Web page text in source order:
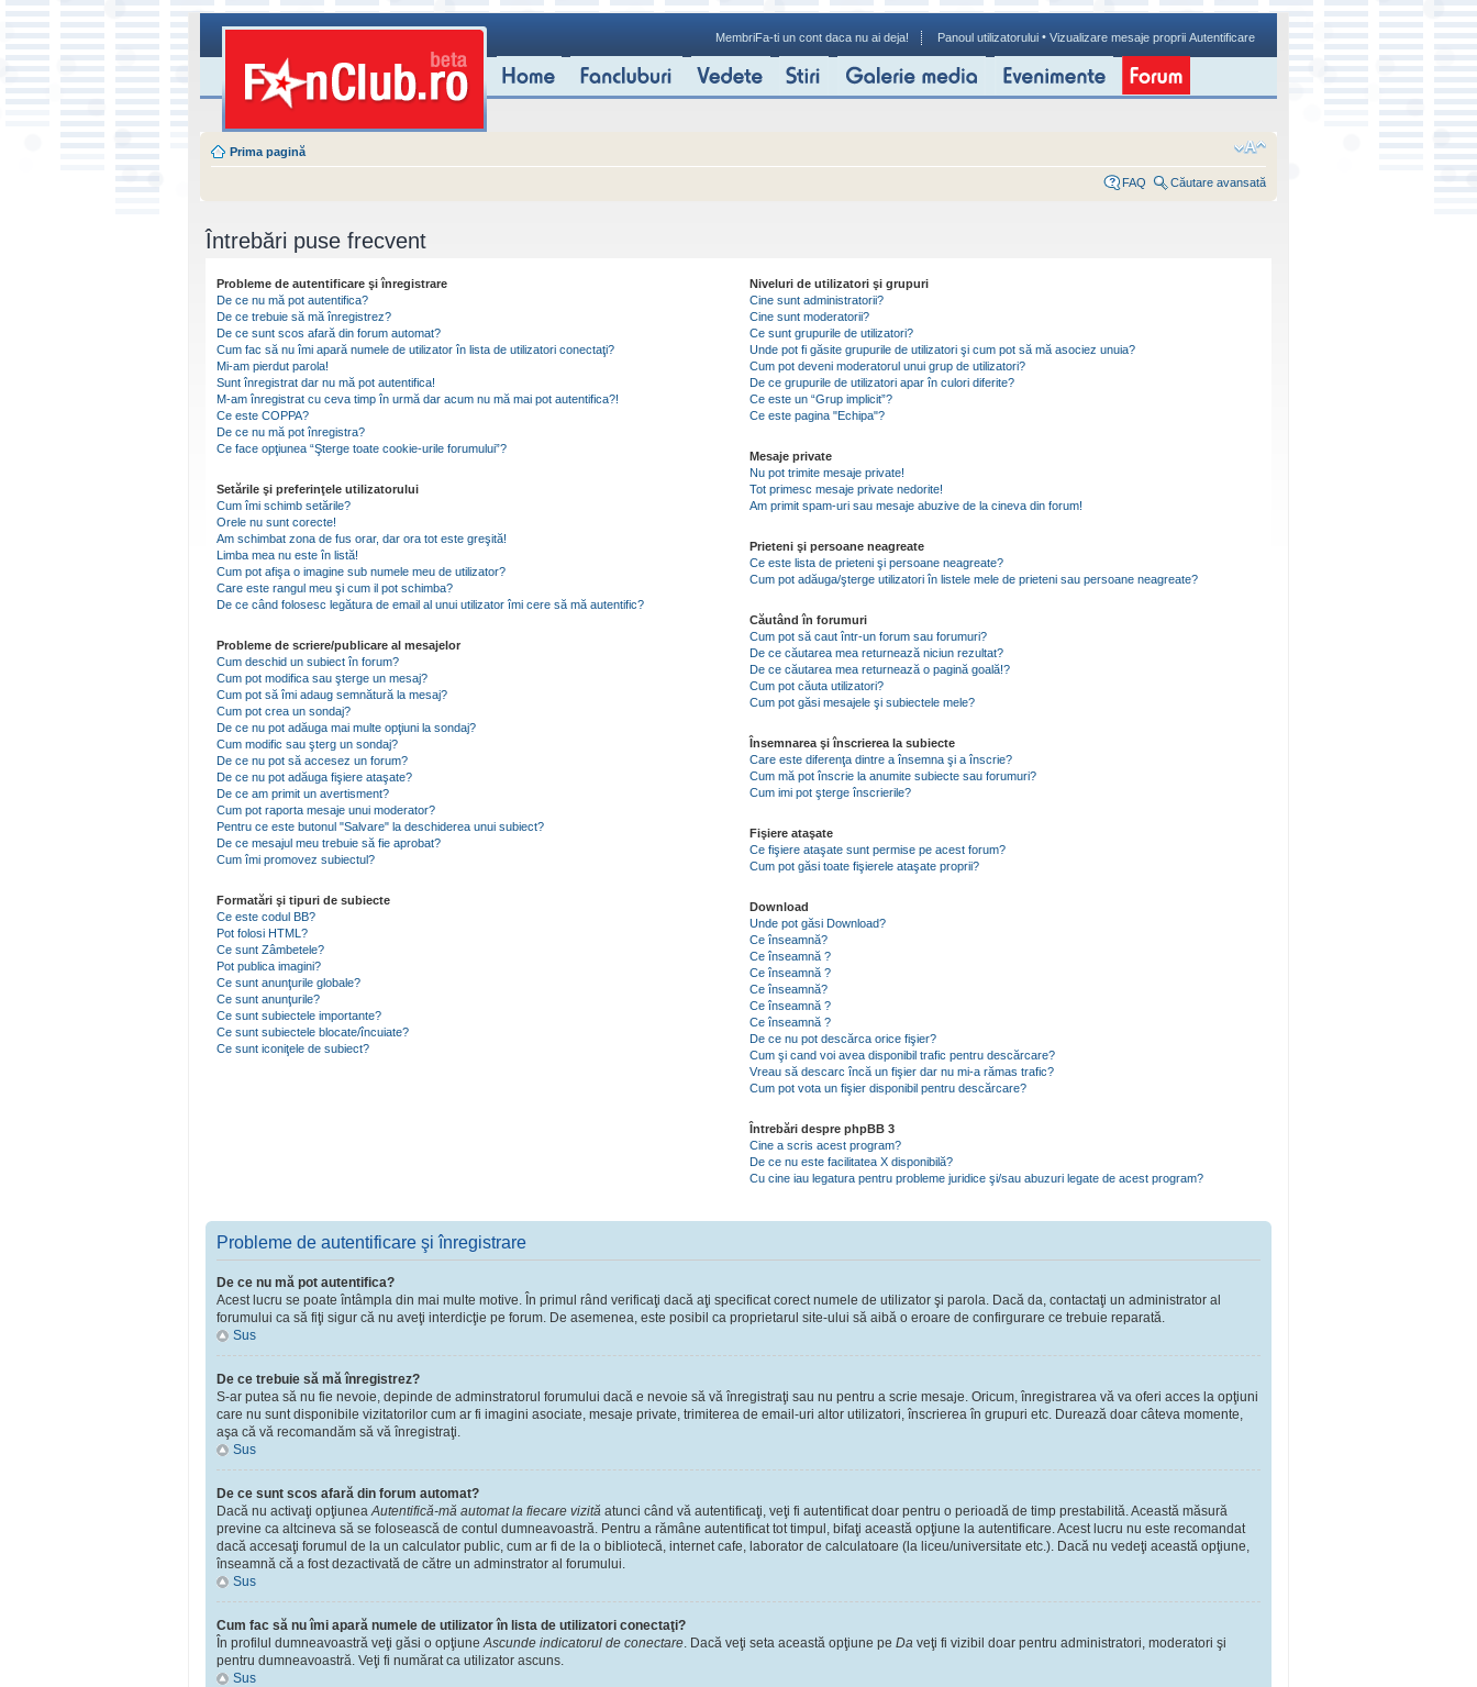
MembriFa-ti un cont daca nu ai deja! Panoul utilizatorului • Vizualizare mesaje proprii Autentificare
Prima pagină
FAQ Căutare avansată
Întrebări puse frecvent
Probleme de autentificare şi înregistrare
De ce nu mă pot autentifica?
De ce trebuie să mă înregistrez?
De ce sunt scos afară din forum automat?
Cum fac să nu îmi apară numele de utilizator în lista de utilizatori conectaţi?
Mi-am pierdut parola!
Sunt înregistrat dar nu mă pot autentifica!
M-am înregistrat cu ceva timp în urmă dar acum nu mă mai pot autentifica?!
Ce este COPPA?
De ce nu mă pot înregistra?
Ce face opţiunea “Şterge toate cookie-urile forumului”?
Setările şi preferinţele utilizatorului
Cum îmi schimb setările?
Orele nu sunt corecte!
Am schimbat zona de fus orar, dar ora tot este greşită!
Limba mea nu este în listă!
Cum pot afişa o imagine sub numele meu de utilizator?
Care este rangul meu şi cum il pot schimba?
De ce când folosesc legătura de email al unui utilizator îmi cere să mă autentific?
Probleme de scriere/publicare al mesajelor
Cum deschid un subiect în forum?
Cum pot modifica sau şterge un mesaj?
Cum pot să îmi adaug semnătură la mesaj?
Cum pot crea un sondaj?
De ce nu pot adăuga mai multe opţiuni la sondaj?
Cum modific sau şterg un sondaj?
De ce nu pot să accesez un forum?
De ce nu pot adăuga fişiere ataşate?
De ce am primit un avertisment?
Cum pot raporta mesaje unui moderator?
Pentru ce este butonul "Salvare" la deschiderea unui subiect?
De ce mesajul meu trebuie să fie aprobat?
Cum îmi promovez subiectul?
Formatări şi tipuri de subiecte
Ce este codul BB?
Pot folosi HTML?
Ce sunt Zâmbetele?
Pot publica imagini?
Ce sunt anunţurile globale?
Ce sunt anunţurile?
Ce sunt subiectele importante?
Ce sunt subiectele blocate/încuiate?
Ce sunt iconiţele de subiect?
Niveluri de utilizatori şi grupuri
Cine sunt administratorii?
Cine sunt moderatorii?
Ce sunt grupurile de utilizatori?
Unde pot fi găsite grupurile de utilizatori şi cum pot să mă asociez unuia?
Cum pot deveni moderatorul unui grup de utilizatori?
De ce grupurile de utilizatori apar în culori diferite?
Ce este un “Grup implicit”?
Ce este pagina "Echipa"?
Mesaje private
Nu pot trimite mesaje private!
Tot primesc mesaje private nedorite!
Am primit spam-uri sau mesaje abuzive de la cineva din forum!
Prieteni şi persoane neagreate
Ce este lista de prieteni şi persoane neagreate?
Cum pot adăuga/şterge utilizatori în listele mele de prieteni sau persoane neagreate?
Căutând în forumuri
Cum pot să caut într-un forum sau forumuri?
De ce căutarea mea returnează niciun rezultat?
De ce căutarea mea returnează o pagină goală!?
Cum pot căuta utilizatori?
Cum pot găsi mesajele şi subiectele mele?
Însemnarea şi înscrierea la subiecte
Care este diferenţa dintre a însemna şi a înscrie?
Cum mă pot înscrie la anumite subiecte sau forumuri?
Cum imi pot şterge înscrierile?
Fişiere ataşate
Ce fişiere ataşate sunt permise pe acest forum?
Cum pot găsi toate fişierele ataşate proprii?
Download
Unde pot găsi Download?
Ce înseamnă?
Ce înseamnă ?
Ce înseamnă ?
Ce înseamnă?
Ce înseamnă ?
Ce înseamnă ?
De ce nu pot descărca orice fişier?
Cum şi cand voi avea disponibil trafic pentru descărcare?
Vreau să descarc încă un fişier dar nu mi-a rămas trafic?
Cum pot vota un fişier disponibil pentru descărcare?
Întrebări despre phpBB 3
Cine a scris acest program?
De ce nu este facilitatea X disponibilă?
Cu cine iau legatura pentru probleme juridice şi/sau abuzuri legate de acest program?
Probleme de autentificare şi înregistrare
De ce nu mă pot autentifica?
Acest lucru se poate întâmpla din mai multe motive. În primul rând verificaţi dacă aţi specificat corect numele de utilizator şi parola. Dacă da, contactaţi un administrator al
forumului ca să fiţi sigur că nu aveţi interdicţie pe forum. De asemenea, este posibil ca proprietarul site-ului să aibă o eroare de confirgurare ce trebuie reparată.
Sus
De ce trebuie să mă înregistrez?
S-ar putea să nu fie nevoie, depinde de adminstratorul forumului dacă e nevoie să vă înregistraţi sau nu pentru a scrie mesaje. Oricum, înregistrarea vă va oferi acces la opţiuni
care nu sunt disponibile vizitatorilor cum ar fi imagini asociate, mesaje private, trimiterea de email-uri altor utilizatori, înscrierea în grupuri etc. Durează doar câteva momente,
aşa că vă recomandăm să vă înregistraţi.
Sus
De ce sunt scos afară din forum automat?
Dacă nu activaţi opţiuneaAutentifică-mă automat la fiecare vizită atunci când vă autentificaţi, veţi fi autentificat doar pentru o perioadă de timp prestabilită. Această măsură
previne ca altcineva să se folosească de contul dumneavoastră. Pentru a rămâne autentificat tot timpul, bifaţi această opţiune la autentificare. Acest lucru nu este recomandat
dacă accesaţi forumul de la un calculator public, cum ar fi de la o bibliotecă, internet cafe, laborator de calculatoare (la liceu/universitate etc.). Dacă nu vedeţi această opţiune,
înseamnă că a fost dezactivată de către un adminstrator al forumului.
Sus
Cum fac să nu îmi apară numele de utilizator în lista de utilizatori conectaţi?
În profilul dumneavoastră veţi găsi o opţiuneAscunde indicatorul de conectare. Dacă veţi seta această opţiune pe Da veţi fi vizibil doar pentru administratori, moderatori şi
pentru dumneavoastră. Veţi fi numărat ca utilizator ascuns.
Sus